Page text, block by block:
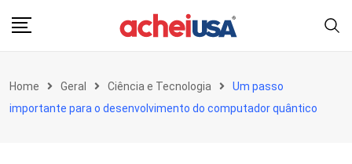
Home Geral Ciência e Tecnologia
Um passo
importante para o desenvolvimento do computador quântico